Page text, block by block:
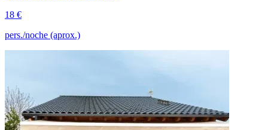
18 €
pers./noche (aprox.)